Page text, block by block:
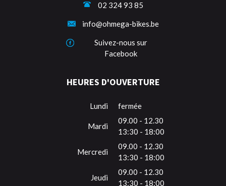
02 324 93 85
info@ohmega-bikes.be
Suivez-nous sur
Facebook
HEURES D'OUVERTURE
Lundi fermée
Mardi
09.00 - 12.30
13:30 - 18:00
Mercredi
09.00 - 12.30
13:30 - 18:00
Jeudi
09.00 - 12.30
13:30 - 18:00